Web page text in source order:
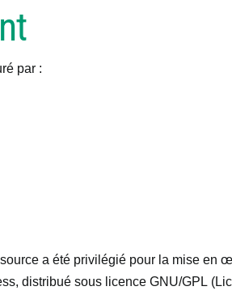
par :
a été privilégié pour la mise en
distribué sous licence GNU/GPL